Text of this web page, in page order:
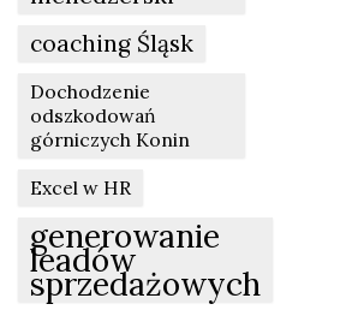
coaching Śląsk
Dochodzenie
odszkodowań
górniczych Konin
Excel w HR
generowanie
leadów
sprzedażowych